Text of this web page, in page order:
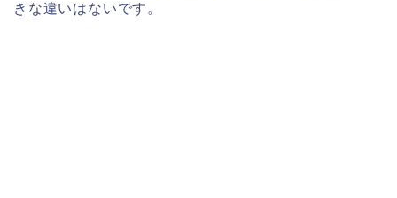
きな違いはないです。